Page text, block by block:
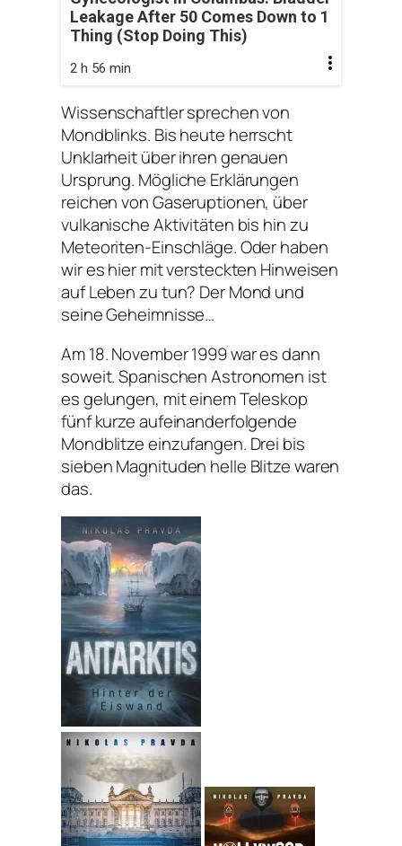
Leakage After 50 Comes Down to 1
Thing (Stop Doing This)
2 h 56 min
Wissenschaftler sprechen von
Mondblinks. Bis heute herrscht
Unklarheit über ihren genauen
Ursprung. Mögliche Erklärungen
reichen von Gaseruptionen, über
vulkanische Aktivitäten bis hin zu
Meteoriten-Einschläge. Oder haben
wir es hier mit versteckten Hinweisen
auf Leben zu tun? Der Mond und
seine Geheimnisse…
Am 18. November 1999 war es dann
soweit. Spanischen Astronomen ist
es gelungen, mit einem Teleskop
fünf kurze aufeinanderfolgende
Mondblitze einzufangen. Drei bis
sieben Magnituden helle Blitze waren
das.